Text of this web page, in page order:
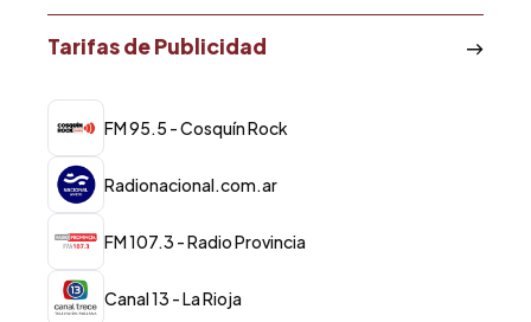
Tarifas de Publicidad
FM 95.5 - Cosquín Rock
Radionacional.com.ar
FM 107.3 - Radio Provincia
Canal 13 - La Rioja